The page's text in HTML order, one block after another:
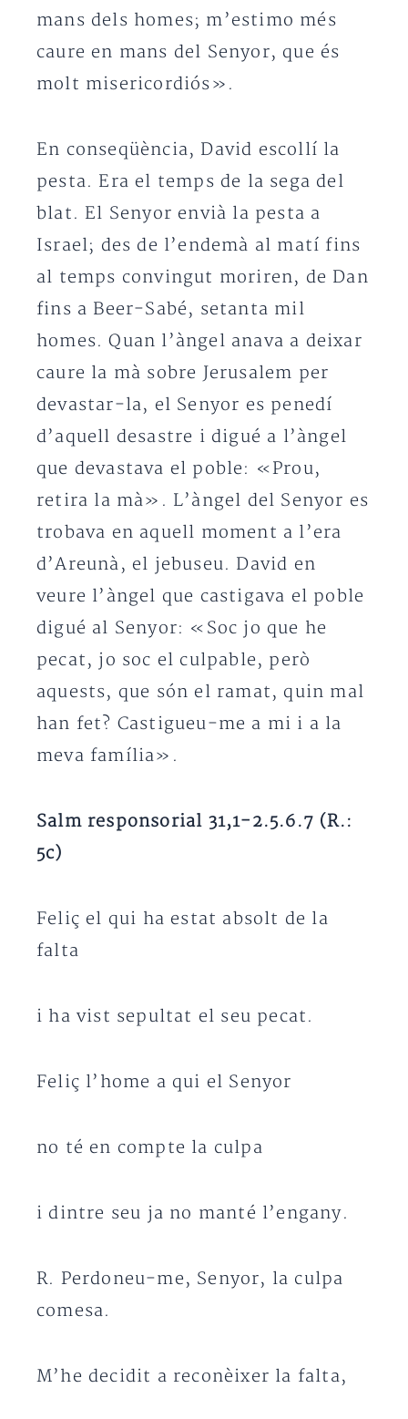
mans dels homes; m’estimo més
caure en mans del Senyor, que és
molt misericordiós».
En conseqüència, David escollí la
pesta. Era el temps de la sega del
blat. El Senyor envià la pesta a
Israel; des de l’endemà al matí fins
al temps convingut moriren, de Dan
fins a Beer-Sabé, setanta mil
homes. Quan l’àngel anava a deixar
caure la mà sobre Jerusalem per
devastar-la, el Senyor es penedí
d’aquell desastre i digué a l’àngel
que devastava el poble: «Prou,
retira la mà». L’àngel del Senyor es
trobava en aquell moment a l’era
d’Areunà, el jebuseu. David en
veure l’àngel que castigava el poble
digué al Senyor: «Soc jo que he
pecat, jo soc el culpable, però
aquests, que són el ramat, quin mal
han fet? Castigueu-me a mi i a la
meva família».
Salm responsorial 31,1-2.5.6.7 (R.:
5c)
Feliç el qui ha estat absolt de la
falta
i ha vist sepultat el seu pecat.
Feliç l’home a qui el Senyor
no té en compte la culpa
i dintre seu ja no manté l’engany.
R. Perdoneu-me, Senyor, la culpa
comesa.
M’he decidit a reconèixer la falta,